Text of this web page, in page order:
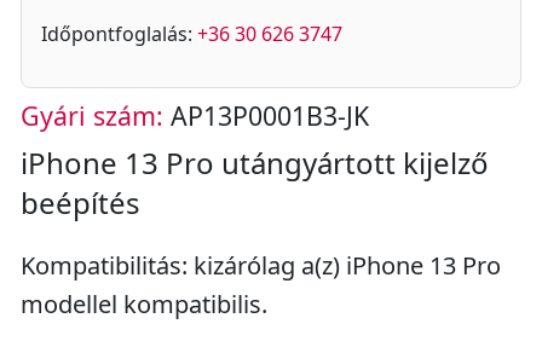
Időpontfoglalás: +36 30 626 3747
Gyári szám: AP13P0001B3-JK
iPhone 13 Pro utángyártott kijelző
beépítés
Kompatibilitás: kizárólag a(z) iPhone 13 Pro
modellel kompatibilis.